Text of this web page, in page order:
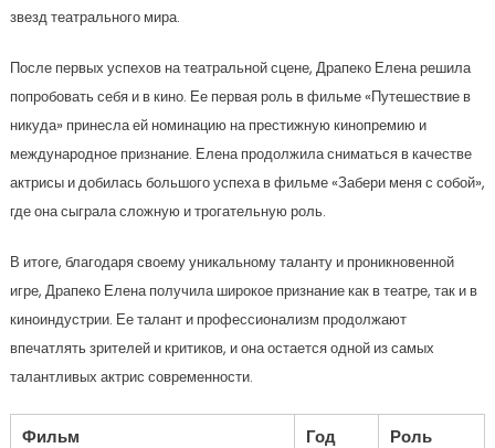
звезд театрального мира.
После первых успехов на театральной сцене, Драпеко Елена решила
попробовать себя и в кино. Ее первая роль в фильме «Путешествие в
никуда» принесла ей номинацию на престижную кинопремию и
международное признание. Елена продолжила сниматься в качестве
актрисы и добилась большого успеха в фильме «Забери меня с собой»,
где она сыграла сложную и трогательную роль.
В итоге, благодаря своему уникальному таланту и проникновенной
игре, Драпеко Елена получила широкое признание как в театре, так и в
киноиндустрии. Ее талант и профессионализм продолжают
впечатлять зрителей и критиков, и она остается одной из самых
талантливых актрис современности.
Фильм Год
Роль